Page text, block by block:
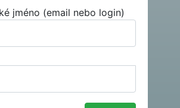
jméno (email nebo login)